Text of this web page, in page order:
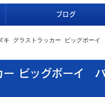
ブログ
キ グラストラッカー ビッグボー
ー ビッグボーイ